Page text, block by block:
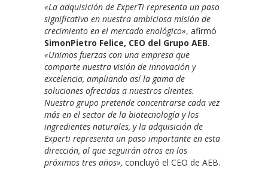
«La adquisición de ExperTi representa un paso
significativo en nuestra ambiciosa misión de
crecimiento en el mercado enológico», afirmó
SimonPietro Felice, CEO del Grupo AEB.
«Unimos fuerzas con una empresa que
comparte nuestra visión de innovación y
excelencia, ampliando así la gama de
soluciones ofrecidas a nuestros clientes.
Nuestro grupo pretende concentrarse cada vez
más en el sector de la biotecnología y los
ingredientes naturales, y la adquisición de
Experti representa un paso importante en esta
dirección, al que seguirán otros en los
próximos tres años», concluyó el CEO de AEB.